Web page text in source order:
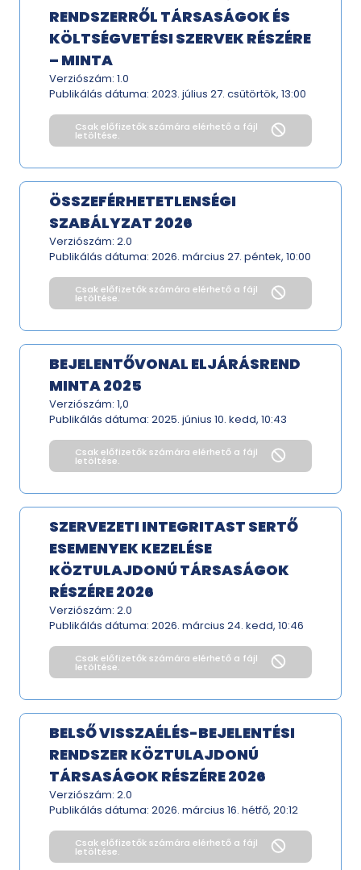
RENDSZERRŐL TÁRSASÁGOK ÉS
KÖLTSÉGVETÉSI SZERVEK RÉSZÉRE
– MINTA
Verziószám: 1.0
Publikálás dátuma: 2023. július 27. csütörtök, 13:00
Csak előfizetők számára elérhető a fájl
letöltése.
ÖSSZEFÉRHETETLENSÉGI
SZABÁLYZAT 2026
Verziószám: 2.0
Publikálás dátuma: 2026. március 27. péntek, 10:00
Csak előfizetők számára elérhető a fájl
letöltése.
BEJELENTŐVONAL ELJÁRÁSREND
MINTA 2025
Verziószám: 1,0
Publikálás dátuma: 2025. június 10. kedd, 10:43
Csak előfizetők számára elérhető a fájl
letöltése.
SZERVEZETI INTEGRITAST SERTŐ
ESEMENYEK KEZELÉSE
KÖZTULAJDONÚ TÁRSASÁGOK
RÉSZÉRE 2026
Verziószám: 2.0
Publikálás dátuma: 2026. március 24. kedd, 10:46
Csak előfizetők számára elérhető a fájl
letöltése.
BELSŐ VISSZAÉLÉS-BEJELENTÉSI
RENDSZER KÖZTULAJDONÚ
TÁRSASÁGOK RÉSZÉRE 2026
Verziószám: 2.0
Publikálás dátuma: 2026. március 16. hétfő, 20:12
Csak előfizetők számára elérhető a fájl
letöltése.